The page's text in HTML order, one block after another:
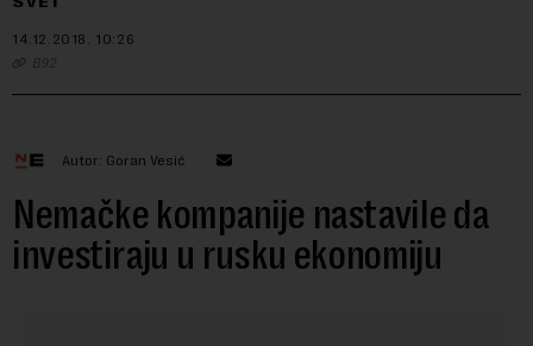
14.12.2018. 10:26
B92
Autor: Goran Vesić
Nemačke kompanije nastavile da
investiraju u rusku ekonomiju